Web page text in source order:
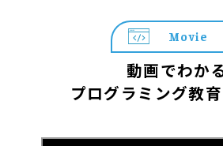
Movie
動画でわか
プログラミング教